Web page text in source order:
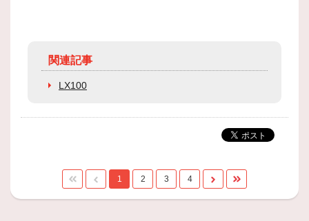
関連記事
LX100
1 2 3 4